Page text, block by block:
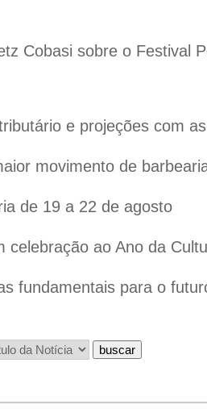
Cobasi sobre o Festival
e projeções com
movimento de
de 19 a 22 de agosto
ao Ano da
fundamentais para o